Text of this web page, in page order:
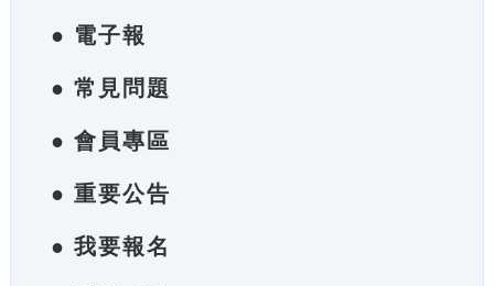
● 電子報
● 常見問題
● 會員專區
● 重要公告
● 我要報名